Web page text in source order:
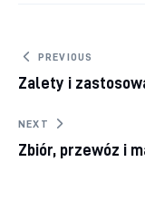
Nawigacja
PREVIOUS
Zalety i
NEXT
Zbiór, przewóz i